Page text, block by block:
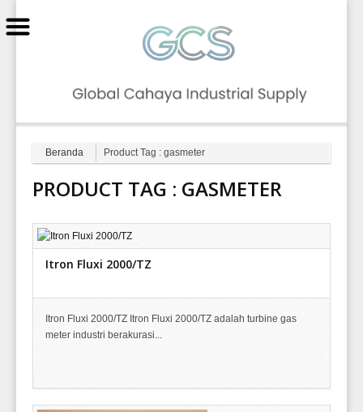
Beranda Product Tag : gasmeter
PRODUCT TAG : GASMETER
Itron Fluxi 2000/TZ
Itron Fluxi 2000/TZ Itron Fluxi 2000/TZ adalah turbine gas
meter industri berakurasi...